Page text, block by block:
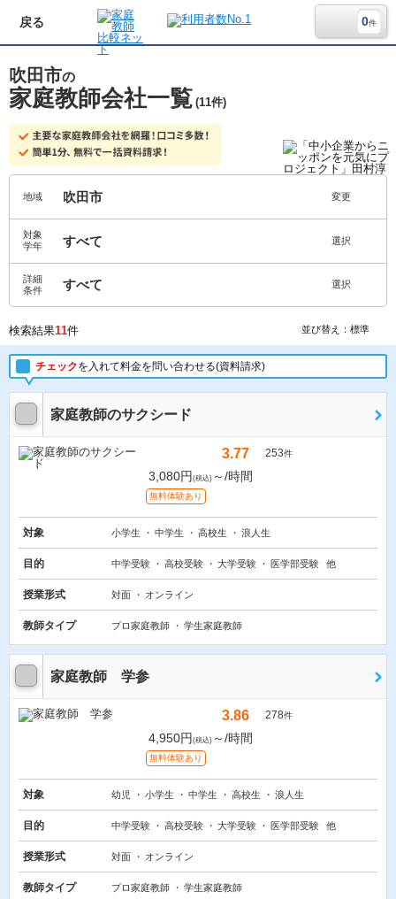
戻る 0件
吹田市の
家庭教師会社一覧 (11件)
地域 吹田市 変更
対象
学年
すべて 選択
詳細
条件
すべて 選択
検索結果11件 並び替え：標準
チェックを入れて料金を問い合わせる(資料請求)
家庭教師のサクシード
3.77 253件
3,080円 (税込) ～/時間
無料体験あり
対象 小学生 中学生 高校生 浪人生
目的 中学受験 高校受験 大学受験 医学部受験 他
授業形式 対面 オンライン
教師タイプ プロ家庭教師 学生家庭教師
家庭教師 学参
3.86 278件
4,950円 (税込) ～/時間
無料体験あり
対象 幼児 小学生 中学生 高校生 浪人生
目的 中学受験 高校受験 大学受験 医学部受験 他
授業形式 対面 オンライン
教師タイプ プロ家庭教師 学生家庭教師